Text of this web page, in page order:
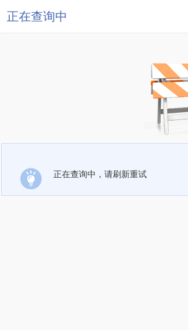
正在查询中
正在查询中，请刷新重试